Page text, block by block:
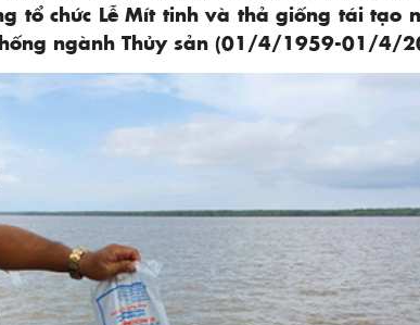
tổ chức Lễ Mít tinh và thả giống tái tạo
ngành Thủy sản (01/4/1959-01/4/